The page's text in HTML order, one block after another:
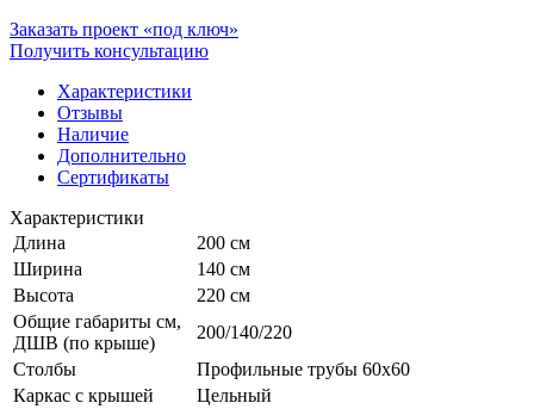
Заказать проект «под ключ»
Получить консультацию
Характеристики
Отзывы
Наличие
Дополнительно
Сертификаты
Характеристики
Длина
200 см
Ширина
140 см
Высота
220 см
Общие габариты см,
ДШВ (по крыше)
200/140/220
Столбы
Профильные трубы 60х60
Каркас с крышей
Цельный